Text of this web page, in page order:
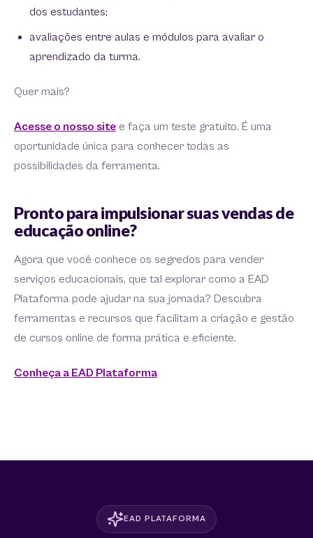
dos estudantes;
avaliações entre aulas e módulos para avaliar o
aprendizado da turma.
Quer mais?
Acesse o nosso site e faça um teste gratuito. É uma
oportunidade única para conhecer todas as
possibilidades da ferramenta.
Pronto para impulsionar suas vendas de
educação online?
Agora que você conhece os segredos para vender
serviços educacionais, que tal explorar como a EAD
Plataforma pode ajudar na sua jornada? Descubra
ferramentas e recursos que facilitam a criação e gestão
de cursos online de forma prática e eficiente.
Conheça a EAD Plataforma
EAD PLATAFORMA